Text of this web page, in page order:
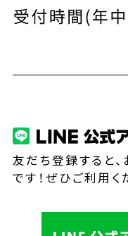
友だち登録すると
です！ぜひご利用く